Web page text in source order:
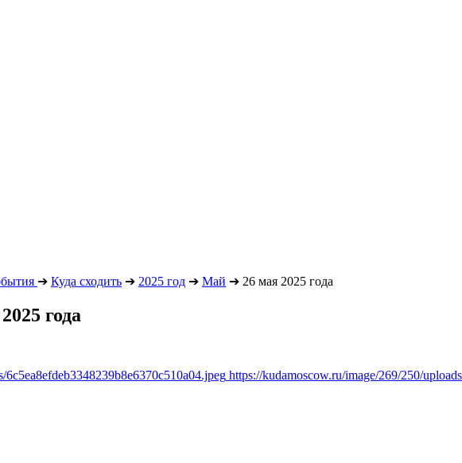
➔ Куда сходить ➔ 2025 год ➔ Май ➔ 26 мая 2025 года
года
https://kudamoscow.ru/image/269/250/